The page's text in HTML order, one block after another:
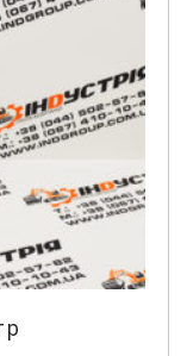
частин